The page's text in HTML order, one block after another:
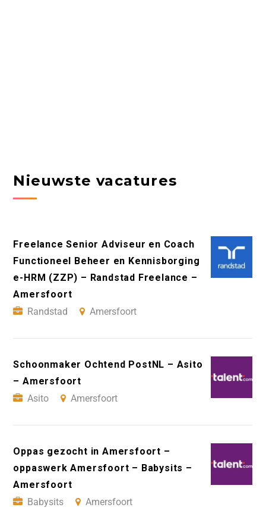
Nieuwste vacatures
Freelance Senior Adviseur en Coach
Functioneel Beheer en Kennisborging
e-HRM (ZZP) – Randstad Freelance –
Amersfoort
Randstad
Amersfoort
Schoonmaker Ochtend PostNL – Asito
– Amersfoort
Asito
Amersfoort
Oppas gezocht in Amersfoort –
oppaswerk Amersfoort – Babysits –
Amersfoort
Babysits
Amersfoort